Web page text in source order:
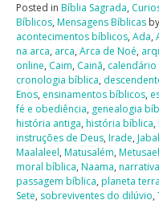
Posted in Bíblia Sagrada,
Bíblicos, Mensagens Bíblicas
acontecimentos bíblicos, Ada,
na arca, arca, Arca de Noé,
online, Caim, Cainã,
cronologia bíblica,
Enos, ensinamentos bíblicos,
fé e obediência, genealogia
história antiga, história bíblica,
instruções de Deus, Irade, Jabal
Maalaleel, Matusalém, Metusael
moral bíblica, Naama,
passagem bíblica, planeta terra
Sete, sobreviventes do dilúvio,